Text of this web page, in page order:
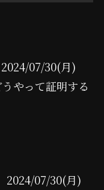
07/30(月)
やって証明する
2024/07/30(月)